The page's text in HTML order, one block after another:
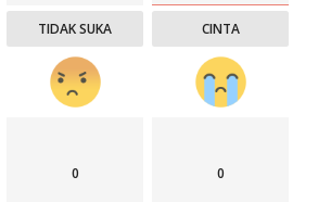
TIDAK SUKA CINTA
0 0